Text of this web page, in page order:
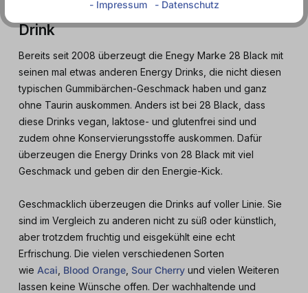
28 Black - der etwas andere Energy
Drink
Bereits seit 2008 überzeugt die Enegy Marke 28 Black mit
seinen mal etwas anderen Energy Drinks, die nicht diesen
typischen Gummibärchen-Geschmack haben und ganz
ohne Taurin auskommen. Anders ist bei 28 Black, dass
diese Drinks vegan, laktose- und glutenfrei sind und
zudem ohne Konservierungsstoffe auskommen. Dafür
überzeugen die Energy Drinks von 28 Black mit viel
Geschmack und geben dir den Energie-Kick.
Geschmacklich überzeugen die Drinks auf voller Linie. Sie
sind im Vergleich zu anderen nicht zu süß oder künstlich,
aber trotzdem fruchtig und eisgekühlt eine echt
Erfrischung. Die vielen verschiedenen Sorten
wie Acai Blood Orange Sour Cherry und vielen Weiteren
lassen keine Wünsche offen. Der wachhaltende und
- Impressum - Datenschutz